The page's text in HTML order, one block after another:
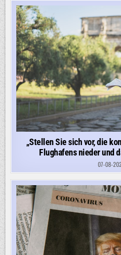
„Stellen Sie sich vor, die
Flughafens nieder und
07-08-